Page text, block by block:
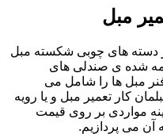
مبل
دسته های چوبی شکسته مبل
شده ی صندلی های
مبل ها را شامل می
کار تعمیر مبل و یا رویه
مواردی بر روی قیمت
می پردازیم.